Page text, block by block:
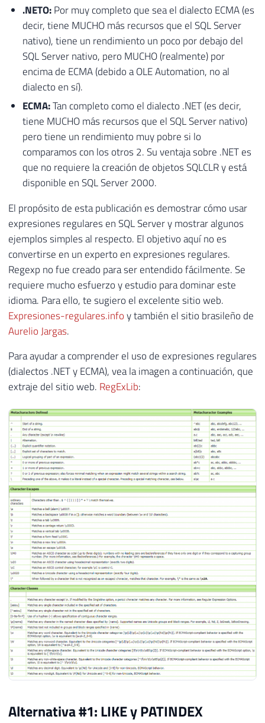
.NETO:Por muy completo que sea el dialecto ECMA (es
decir, tiene MUCHO más recursos que el SQL Server
nativo), tiene un rendimiento un poco por debajo del
SQL Server nativo, pero MUCHO (realmente) por
encima de ECMA (debido a OLE Automation, no al
dialecto en sí).
ECMA:Tan completo como el dialecto .NET (es decir,
tiene MUCHO más recursos que el SQL Server nativo)
pero tiene un rendimiento muy pobre si lo
comparamos con los otros 2. Su ventaja sobre .NET es
que no requiere la creación de objetos SQLCLR y está
disponible en SQL Server 2000.
El propósito de esta publicación es demostrar cómo usar
expresiones regulares en SQL Server y mostrar algunos
ejemplos simples al respecto. El objetivo aquí no es
convertirse en un experto en expresiones regulares.
Regexp no fue creado para ser entendido fácilmente. Se
requiere mucho esfuerzo y estudio para dominar este
idioma. Para ello, te sugiero el excelente sitio web.
Expresiones-regulares.infoy también el sitio brasileño de
Aurelio Jargas.
Para ayudar a comprender el uso de expresiones regulares
(dialectos .NET y ECMA), vea la imagen a continuación, que
extraje del sitio web. RegExLib:
Alternativa #1: LIKE y PATINDEX